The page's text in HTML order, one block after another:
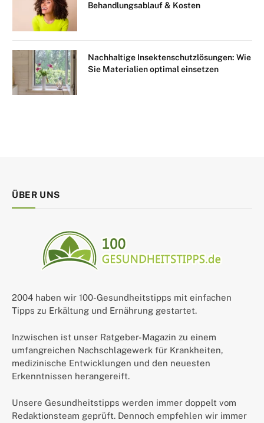
Behandlungsablauf & Kosten
Nachhaltige Insektenschutzlösungen: Wie
Sie Materialien optimal einsetzen
ÜBER UNS
2004 haben wir 100-Gesundheitstipps mit einfachen
Tipps zu Erkältung und Ernährung gestartet.
Inzwischen ist unser Ratgeber-Magazin zu einem
umfangreichen Nachschlagewerk für Krankheiten,
medizinische Entwicklungen und den neuesten
Erkenntnissen herangereift.
Unsere Gesundheitstipps werden immer doppelt vom
Redaktionsteam geprüft. Dennoch empfehlen wir immer